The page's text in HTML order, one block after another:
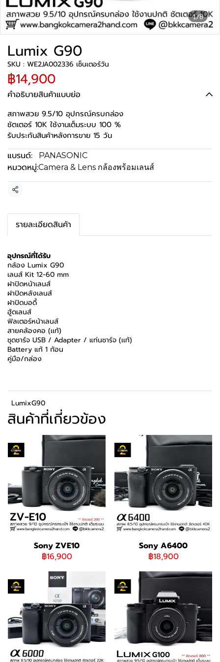
1/8
Lumix G90
SKU : WE2JA002336 เซ็นเตอร์วัน
฿14,900
คำอธิบายสินค้าแบบย่อ
สภาพสวย 9.5/10 อุปกรณ์ครบกล่อง
ชัตเตอร์ 10K ใช้งานเต็มระบบ 100 %
รับประกันสินค้าหลังการขาย 15 วัน
แบรนด์: PANASONIC
หมวดหมู่:Camera & Lens กล้องพร้อมเลนส์
แชร์
รายละเอียดสินค้า
อุปกรณ์ที่ได้รับ
กล้อง Lumix G90
เลนส์ Kit 12-60 mm
ฝาปิดหน้าเลนส์
ฝาปิดหลังเลนส์
ฝาปิดบอดี้
ฮู้ดเลนส์
ฟิลเตอร์หน้าเลนส์
สายคล้องคอ (เเท้)
ชุดชาร์จ USB / Adapter / แท่นชาร์จ (เเท้)
Battery แท้ 1 ก้อน
คู่มือ/กล่อง
LumixG90
สินค้าที่เกี่ยวข้อง
Sony ZVE10
฿16,900
Sony A6400
฿18,900